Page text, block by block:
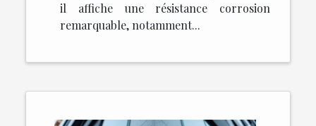
il affiche une résistance corrosion
remarquable, notamment...